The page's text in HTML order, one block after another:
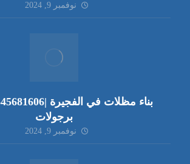
نوفمبر 9, 2024
برجولات
نوفمبر 9, 2024